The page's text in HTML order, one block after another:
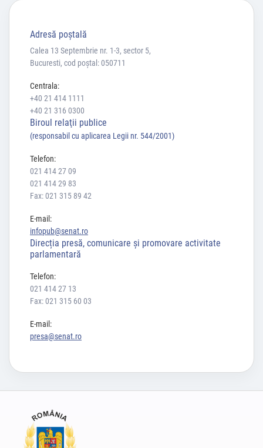
Adresă poştală
Calea 13 Septembrie nr. 1-3, sector 5,
Bucuresti, cod poștal: 050711
Centrala:
+40 21 414 1111
+40 21 316 0300
Biroul relaţii publice
(responsabil cu aplicarea Legii nr. 544/2001)
Telefon:
021 414 27 09
021 414 29 83
Fax: 021 315 89 42
E-mail:
infopub@senat.ro
Direcția presă, comunicare și promovare activitate
parlamentară
Telefon:
021 414 27 13
Fax: 021 315 60 03
E-mail:
presa@senat.ro